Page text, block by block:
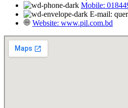
Mobile:
E-mail:
Website: www.pil.com.bd